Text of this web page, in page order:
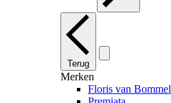
Terug
Merken
Floris van Bommel